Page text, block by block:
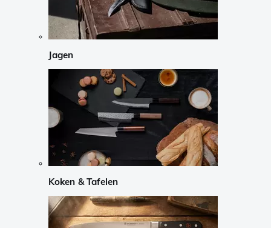
Jagen
Koken & Tafelen